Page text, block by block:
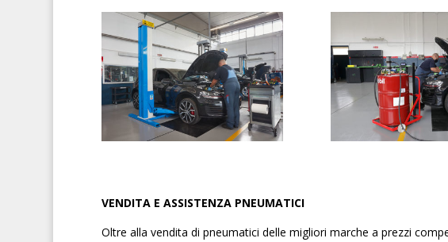
VENDITA E ASSISTENZA PNEUMATICI
Oltre alla vendita di pneumatici delle migliori marche a prezzi